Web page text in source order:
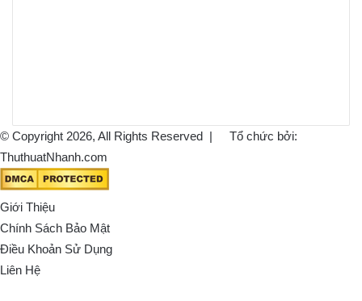
© Copyright 2026, All Rights Reserved |
Tổ chức bởi:
ThuthuatNhanh.com
Giới Thiệu
Chính Sách Bảo Mật
Điều Khoản Sử Dụng
Liên Hệ